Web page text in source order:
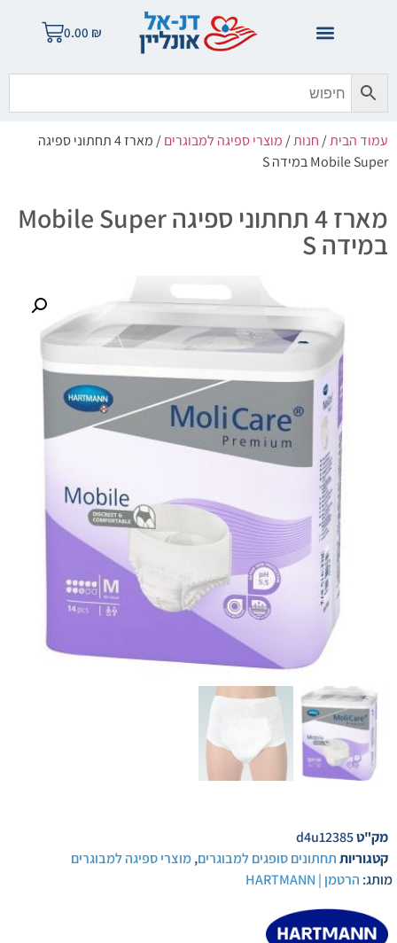
0.00 ₪
עמוד הבית/חנות/מוצרי ספיגה למבוגרים
/ מארז 4 תחתוני ספיגה
Mobile Super במידה S
מארז 4 תחתוני ספיגה Mobile Super
במידה S
מק"טd4u12385
קטגוריותתחתונים סופגים למבוגרים,מוצרי ספיגה למבוגרים
מותג: הרטמן | HARTMANN